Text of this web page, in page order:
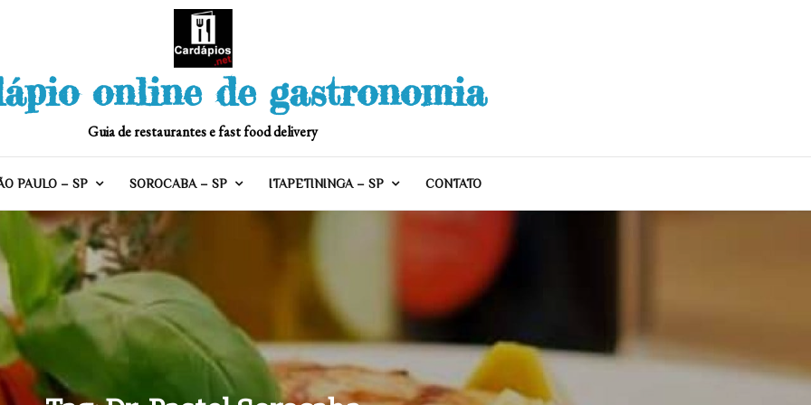
online de gastronomia
Guia de restaurantes e fast food delivery
PAULO – SP SOROCABA – SP ITAPETININGA – SP CONTATO